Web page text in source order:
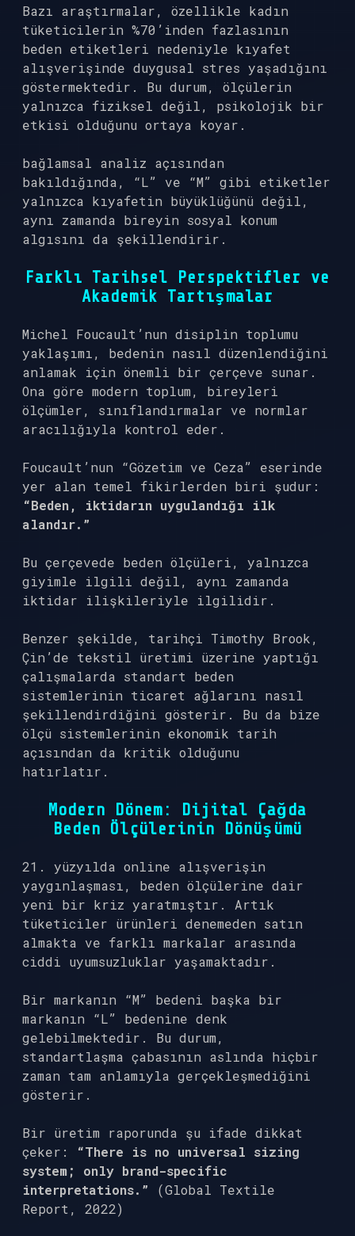
Bazı araştırmalar, özellikle kadın
tüketicilerin %70’inden fazlasının
beden etiketleri nedeniyle kıyafet
alışverişinde duygusal stres yaşadığını
göstermektedir. Bu durum, ölçülerin
yalnızca fiziksel değil, psikolojik bir
etkisi olduğunu ortaya koyar.
bağlamsal analiz açısından
bakıldığında, “L” ve “M” gibi etiketler
yalnızca kıyafetin büyüklüğünü değil,
aynı zamanda bireyin sosyal konum
algısını da şekillendirir.
Farklı Tarihsel Perspektifler ve
Akademik Tartışmalar
Michel Foucault’nun disiplin toplumu
yaklaşımı, bedenin nasıl düzenlendiğini
anlamak için önemli bir çerçeve sunar.
Ona göre modern toplum, bireyleri
ölçümler, sınıflandırmalar ve normlar
aracılığıyla kontrol eder.
Foucault’nun “Gözetim ve Ceza” eserinde
yer alan temel fikirlerden biri şudur:
“Beden, iktidarın uygulandığı ilk
alandır.”
Bu çerçevede beden ölçüleri, yalnızca
giyimle ilgili değil, aynı zamanda
iktidar ilişkileriyle ilgilidir.
Benzer şekilde, tarihçi Timothy Brook,
Çin’de tekstil üretimi üzerine yaptığı
çalışmalarda standart beden
sistemlerinin ticaret ağlarını nasıl
şekillendirdiğini gösterir. Bu da bize
ölçü sistemlerinin ekonomik tarih
açısından da kritik olduğunu
hatırlatır.
Modern Dönem: Dijital Çağda
Beden Ölçülerinin Dönüşümü
21. yüzyılda online alışverişin
yaygınlaşması, beden ölçülerine dair
yeni bir kriz yaratmıştır. Artık
tüketiciler ürünleri denemeden satın
almakta ve farklı markalar arasında
ciddi uyumsuzluklar yaşamaktadır.
Bir markanın “M” bedeni başka bir
markanın “L” bedenine denk
gelebilmektedir. Bu durum,
standartlaşma çabasının aslında hiçbir
zaman tam anlamıyla gerçekleşmediğini
gösterir.
Bir üretim raporunda şu ifade dikkat
çeker:
“There is no universal sizing
system; only brand-specific
interpretations.” (Global Textile
Report, 2022)